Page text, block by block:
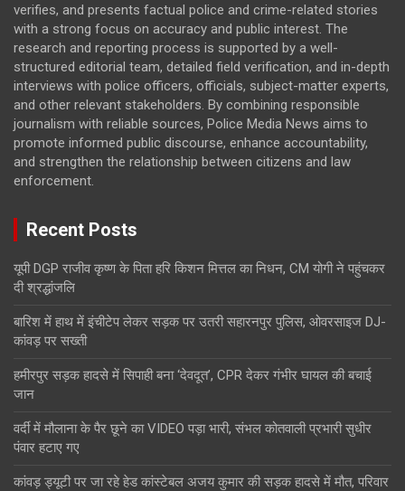
verifies, and presents factual police and crime-related stories
with a strong focus on accuracy and public interest. The
research and reporting process is supported by a well-
structured editorial team, detailed field verification, and in-depth
interviews with police officers, officials, subject-matter experts,
and other relevant stakeholders. By combining responsible
journalism with reliable sources, Police Media News aims to
promote informed public discourse, enhance accountability,
and strengthen the relationship between citizens and law
enforcement.
Recent Posts
यूपी DGP राजीव कृष्ण के पिता हरि किशन मित्तल का निधन, CM योगी ने पहुंचकर
दी श्रद्धांजलि
बारिश में हाथ में इंचीटेप लेकर सड़क पर उतरी सहारनपुर पुलिस, ओवरसाइज DJ-
कांवड़ पर सख्ती
हमीरपुर सड़क हादसे में सिपाही बना ‘देवदूत’, CPR देकर गंभीर घायल की बचाई
जान
वर्दी में मौलाना के पैर छूने का VIDEO पड़ा भारी, संभल कोतवाली प्रभारी सुधीर
पंवार हटाए गए
कांवड़ ड्यूटी पर जा रहे हेड कांस्टेबल अजय कुमार की सड़क हादसे में मौत, परिवार